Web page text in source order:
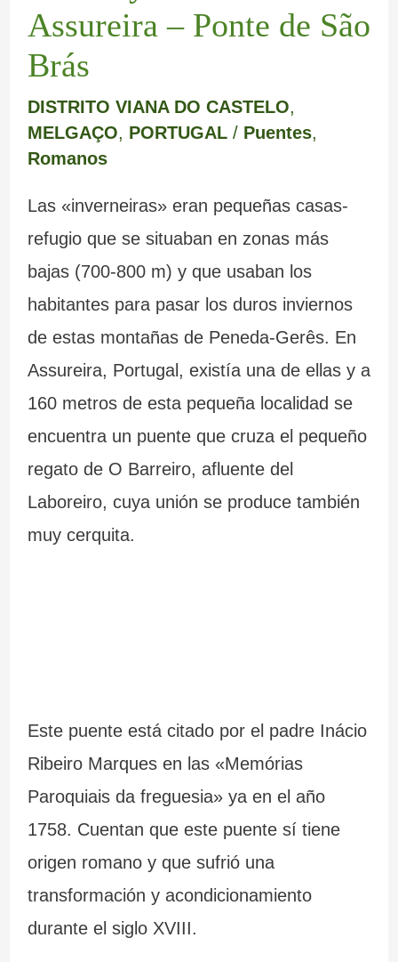
Assureira – Ponte de São
Brás
DISTRITO VIANA DO CASTELO,
MELGAÇO, PORTUGAL/ Puentes,
Romanos
Las «inverneiras» eran pequeñas casas-
refugio que se situaban en zonas más
bajas (700-800 m) y que usaban los
habitantes para pasar los duros inviernos
de estas montañas de Peneda-Gerês. En
Assureira, Portugal, existía una de ellas y a
160 metros de esta pequeña localidad se
encuentra un puente que cruza el pequeño
regato de O Barreiro, afluente del
Laboreiro, cuya unión se produce también
muy cerquita.
Este puente está citado por el padre Inácio
Ribeiro Marques en las «Memórias
Paroquiais da freguesia» ya en el año
1758. Cuentan que este puente sí tiene
origen romano y que sufrió una
transformación y acondicionamiento
durante el siglo XVIII.